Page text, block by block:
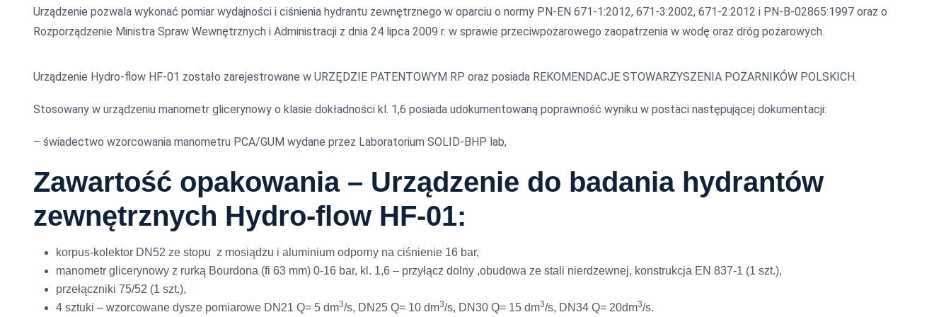
Urządzenie pozwala wykonać pomiar wydajności i ciśnienia hydrantu zewnętrznego w oparciu o normy PN-EN 671-1:2012, 671-3:2002, 671-2:2012 i PN-B-02865:1997 oraz o
Rozporządzenie Ministra Spraw Wewnętrznych i Administracji z dnia 24 lipca 2009 r. w sprawie przeciwpożarowego zaopatrzenia w wodę oraz dróg pożarowych.
Urządzenie Hydro-flow HF-01 zostało zarejestrowane w URZĘDZIE PATENTOWYM RP oraz posiada REKOMENDACJE STOWARZYSZENIA POŻARNIKÓW POLSKICH.
Stosowany w urządzeniu manometr glicerynowy o klasie dokładności kl. 1,6 posiada udokumentowaną poprawność wyniku w postaci następującej dokumentacji:
– świadectwo wzorcowania manometru PCA/GUM wydane przez Laboratorium SOLID-BHP lab,
Zawartość opakowania – Urządzenie do badania hydrantów
zewnętrznych Hydro-flow HF-01:
korpus-kolektor DN52 ze stopu z mosiądzu i aluminium odporny na ciśnienie 16 bar,
manometr glicerynowy z rurką Bourdona (fi 63 mm) 0-16 bar, kl. 1,6 – przyłącz dolny ,obudowa ze stali nierdzewnej, konstrukcja EN 837-1 (1 szt.),
przełączniki 75/52 (1 szt.),
4 sztuki – wzorcowane dysze pomiarowe DN21 Q= 5 dm3/s, DN25 Q= 10 dm3/s, DN30 Q= 15 dm3/s, DN34 Q= 20dm3/s.